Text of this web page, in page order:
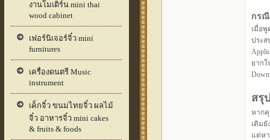
งานโมเดิร์น mini thai
wood cabinet
เฟอร์นิเจอร์จิ๋ว mini
furnitures
เครื่องดนตรี Music
instrument
เค็กจิ๋ว ขนมไทยจิ๋ว ผลไม้
จิ๋ว อาหารจิ๋ว mini cakes
& fruits & foods
กรณี
เมื่อพู
ประส
ยาก
สรุ
หากคุ
เดิม
แต่หา